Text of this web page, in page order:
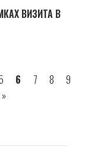
ВИЗИТА В
Страница
6 Страница
7 Страница
8
9